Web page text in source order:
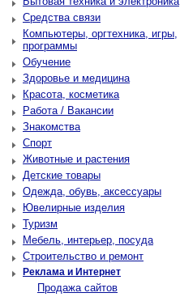
Средства связи
Компьютеры, оргтехника, игры,
программы
Обучение
Здоровье и медицина
Красота, косметика
Работа / Вакансии
Знакомства
Спорт
Животные и растения
Детские товары
Одежда, обувь, аксессуары
Ювелирные изделия
Туризм
Мебель, интерьер, посуда
Строительство и ремонт
Реклама и Интернет
Продажа сайтов